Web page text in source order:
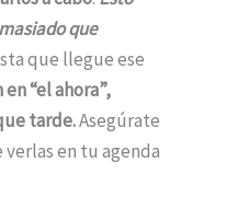
que
que llegue ese
“el ahora”,
tarde.Asegúrate
en tu agenda